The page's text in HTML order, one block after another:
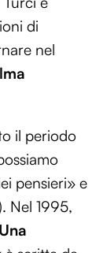
di
nel
il periodo
pensieri» e
Nel 1995,
Una